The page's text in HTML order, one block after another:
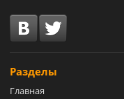
Разделы
Главная